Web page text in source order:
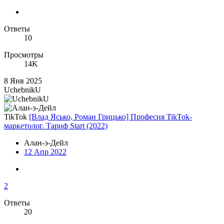
Ответы
10
Просмотры
14K
8 Янв 2025
UchebnikU
TikTok [Влад Ясько, Роман Грицько] Професия TikTok-
маркетолог. Тариф Start (2022)
Алан-э-Дейл
12 Апр 2022
2
Ответы
20